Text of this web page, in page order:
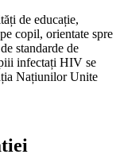
de educație,
copil, orientate spre
standarde de
infectați HIV se
Națiunilor Unite